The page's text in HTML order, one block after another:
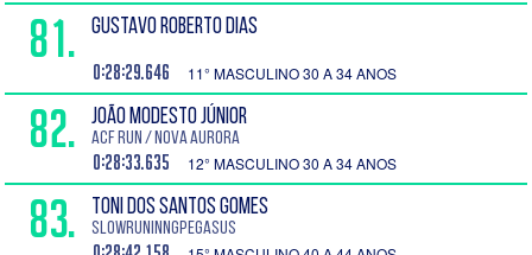
81. GUSTAVO ROBERTO DIAS
0:28:29.646 11° MASCULINO 30 A 34 ANOS
82. JOÃO MODESTO JÚNIOR
ACF Run / Nova Aurora
0:28:33.635 12° MASCULINO 30 A 34 ANOS
83. TONI DOS SANTOS GOMES
slowruninngPegasus